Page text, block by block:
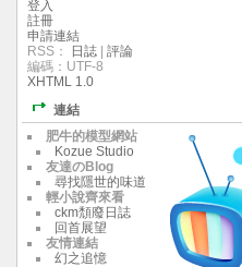
登入
註冊
申請連結
RSS：
日誌
評論
編碼：UTF-8
XHTML 1.0
連結
肥牛的模型網站
Kozue Studio
友達のBlog
尋找隱世的味道
輕小說齊來看
ckm頹廢日誌
回首展望
友情連結
幻之追憶